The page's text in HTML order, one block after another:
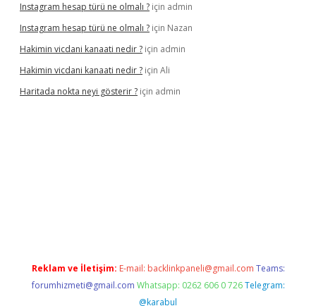
Instagram hesap türü ne olmalı ? için admin
Instagram hesap türü ne olmalı ? için Nazan
Hakimin vicdani kanaati nedir ? için admin
Hakimin vicdani kanaati nedir ? için Ali
Haritada nokta neyi gösterir ? için admin
Reklam ve İletişim: E-mail: backlinkpaneli@gmail.com Teams:
forumhizmeti@gmail.com Whatsapp: 0262 606 0 726 Telegram:
@karabul